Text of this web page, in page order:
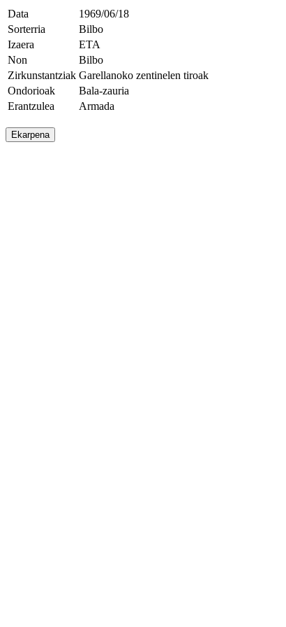
Data
1969/06/18
Sorterria
Bilbo
Izaera
ETA
Non
Bilbo
Zirkunstantziak Garellanoko zentinelen tiroak
Ondorioak
Bala-zauria
Erantzulea
Armada